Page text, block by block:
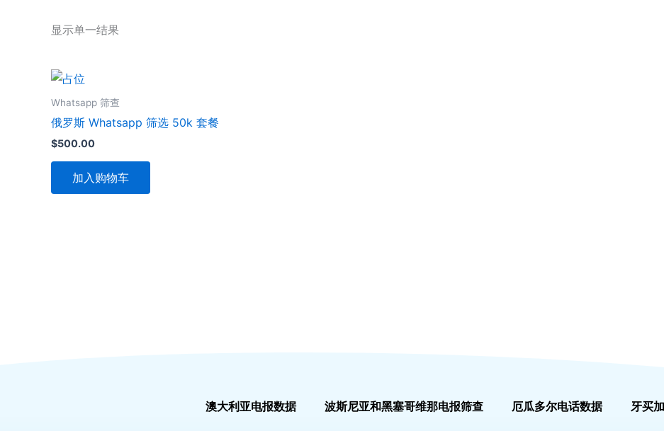
显示单一结果
Whatsapp 筛查
俄罗斯 Whatsapp 筛选 50k 套餐
$500.00
加入购物车
澳大利亚电报数据 波斯尼亚和黑塞哥维那电报筛查 厄瓜多尔电话数据 牙买